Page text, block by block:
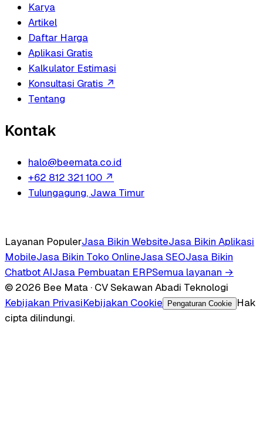
Karya
Artikel
Daftar Harga
Aplikasi Gratis
Kalkulator Estimasi
Konsultasi Gratis ↗
Tentang
Kontak
halo@beemata.co.id
+62 812 321 100 ↗
Tulungagung, Jawa Timur
Layanan PopulerJasa Bikin WebsiteJasa Bikin Aplikasi
MobileJasa Bikin Toko OnlineJasa SEOJasa Bikin
Chatbot AIJasa Pembuatan ERPSemua layanan →
© 2026 Bee Mata · CV Sekawan Abadi Teknologi
Kebijakan PrivasiKebijakan Cookie Pengaturan Cookie
Hak
cipta dilindungi.